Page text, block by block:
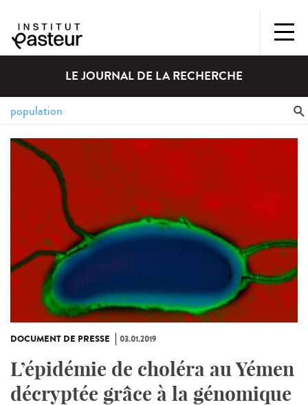
LE JOURNAL DE LA RECHERCHE
DOCUMENT DE PRESSE 03.01.2019
L’épidémie de choléra au Yémen
décryptée grâce à la génomique